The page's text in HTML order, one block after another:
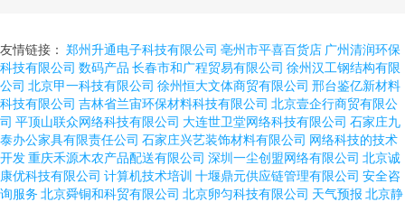
友情链接： 郑州升通电子科技有限公司 亳州市平喜百货店 广州清润环保
科技有限公司 数码产品 长春市和广程贸易有限公司 徐州汉工钢结构有限
公司 北京甲一科技有限公司 徐州恒大文体商贸有限公司 邢台鉴亿新材料
科技有限公司 吉林省兰宙环保材料科技有限公司 北京壹企行商贸有限公
司 平顶山联众网络科技有限公司 大连世卫堂网络科技有限公司 石家庄九
泰办公家具有限责任公司 石家庄兴艺装饰材料有限公司 网络科技的技术
开发重庆禾源木农产品配送有限公司 深圳一尘创盟网络有限公司 北京诚
康优科技有限公司 计算机技术培训 十堰鼎元供应链管理有限公司 安全咨
询服务 北京舜铜和科贸有限公司 北京卵匀科技有限公司 天气预报 北京静